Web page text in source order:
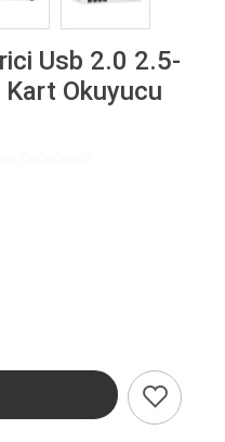
Usb 2.0 2.5-
Okuyucu